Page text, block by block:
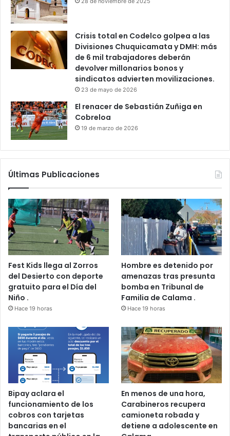
Crisis total en Codelco golpea a las
Divisiones Chuquicamata y DMH: más
de 6 mil trabajadores deberán
devolver millonarios bonos y
sindicatos advierten movilizaciones.
23 de mayo de 2026
El renacer de Sebastián Zuñiga en
Cobreloa
19 de marzo de 2026
Últimas Publicaciones
Fest Kids llega al Zorros
del Desierto con deporte
gratuito para el Día del
Niño .
Hace 19 horas
Hombre es detenido por
amenazas tras presunta
bomba en Tribunal de
Familia de Calama .
Hace 19 horas
Bipay aclara el
funcionamiento de los
cobros con tarjetas
bancarias en el
En menos de una hora,
Carabineros recupera
camioneta robada y
detiene a adolescente en